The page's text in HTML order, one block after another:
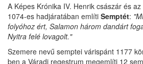
A Képes Krónika IV. Henrik császár és
1074-es hadjáratában említi Semptét:
folyóhoz ért, Salamon három dandárt
Nyitra felé lovagolt."
Szemere nevű semptei várispánt 1177
ben a Váradi regestrum megemlíti 12